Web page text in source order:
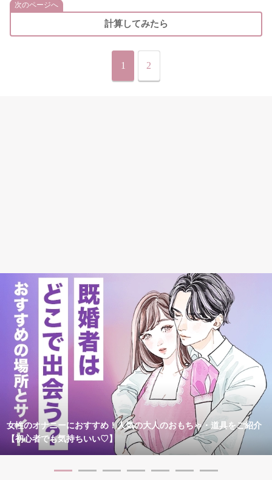
次のページへ
計算してみたら
1 2
女性のオナニーにおすすめ！人気の大人のおもちゃ・道具をご紹介
【初心者でも気持ちいい♡】